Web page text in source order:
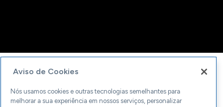
Aviso de Cookies
Nós usamos cookies e outras tecnologias semelhantes para
melhorar a sua experiência em nossos serviços, personalizar